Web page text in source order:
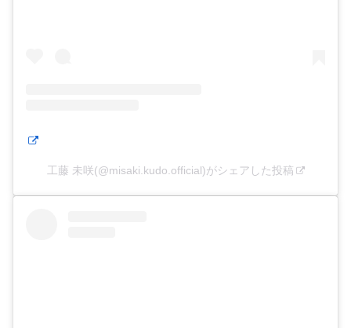
工藤 未咲(@misaki.kudo.official)がシェアした投稿